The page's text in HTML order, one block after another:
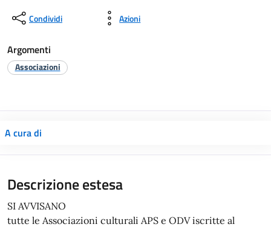
Condividi Azioni
Argomenti
Associazioni
A cura di
Descrizione estesa
SI AVVISANO
tutte le Associazioni culturali APS e ODV iscritte al